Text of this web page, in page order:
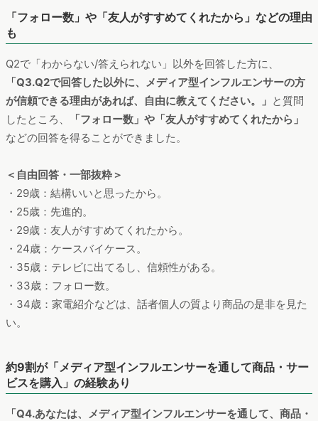
「フォロー数」や「友人がすすめてくれたから」などの理由
も
Q2で「わからない/答えられない」以外を回答した方に、
「Q3.Q2で回答した以外に、メディア型インフルエンサーの方
が信頼できる理由があれば、自由に教えてください。」 と質問
したところ、
「フォロー数」や「友人がすすめてくれたから」
などの回答を得ることができました。
＜自由回答・一部抜粋＞
・29歳：結構いいと思ったから。
・25歳：先進的。
・29歳：友人がすすめてくれたから。
・24歳：ケースバイケース。
・35歳：テレビに出てるし、信頼性がある。
・33歳：フォロー数。
・34歳：家電紹介などは、話者個人の質より商品の是非を見た
い。
約9割が「メディア型インフルエンサーを通して商品・サー
ビスを購入」の経験あり
「Q4.あなたは、メディア型インフルエンサーを通して、商品・